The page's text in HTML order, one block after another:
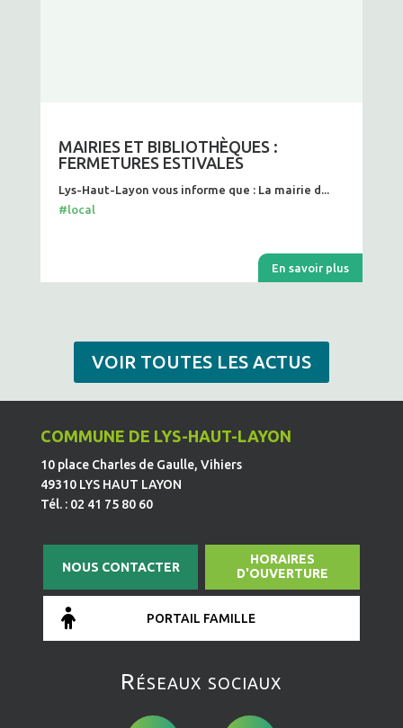
MAIRIES ET BIBLIOTHÈQUES :
FERMETURES ESTIVALES
Lys-Haut-Layon vous informe que : La mairie d...
#local
En savoir plus
VOIR TOUTES LES ACTUS
COMMUNE DE LYS-HAUT-LAYON
10 place Charles de Gaulle, Vihiers
49310 LYS HAUT LAYON
Tél. : 02 41 75 80 60
NOUS CONTACTER
HORAIRES
D'OUVERTURE
PORTAIL FAMILLE
Réseaux sociaux